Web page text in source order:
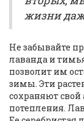
жизни
Не забывайте
лаванда и
позволит им
зимы. Эти
сохраняют
потепления.